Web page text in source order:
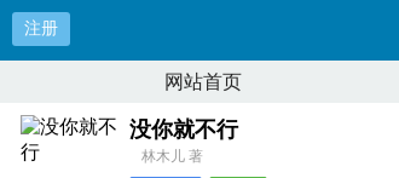
注册
网站首页
没你就不行
林木儿 著